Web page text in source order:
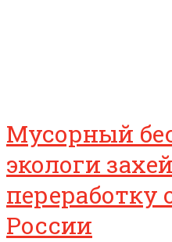
Мусорный
экологи
переработку
России